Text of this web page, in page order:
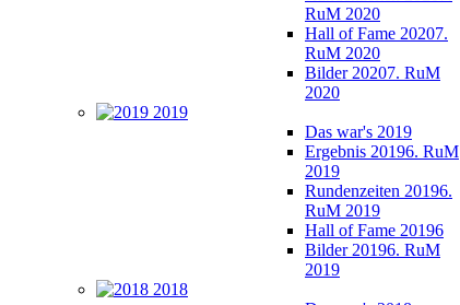
RuM 2020
Hall of Fame 20207.
RuM 2020
Bilder 20207. RuM
2020
2019
Das war's 2019
Ergebnis 20196. RuM
2019
Rundenzeiten 20196.
RuM 2019
Hall of Fame 20196
Bilder 20196. RuM
2019
2018